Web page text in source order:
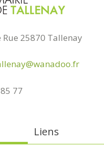
Rue 25870 Tallenay
77
Liens